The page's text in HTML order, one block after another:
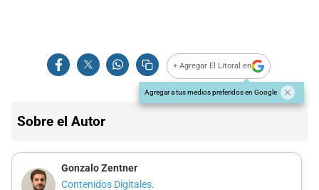
+ Agregar El Litoral en
Agregar a tus medios preferidos en Google
Sobre el Autor
Gonzalo Zentner
Contenidos Digitales.